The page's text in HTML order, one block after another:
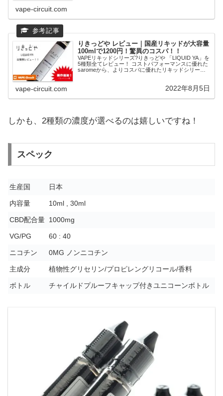
vape-circuit.com
りきっどや レビュー｜国産リキッドが大容量
100mlで1200円！驚異のコスパ！！
VAPEリキッドシリーズ?りきっどや 「LIQUID YA」を
5種類全てレビュー！ コストパフォーマンスに優れた
saromeから、よりコスパに優れたリキッドシリーズ
vape-circuit.com 2022年8月5日
しかも、2種類の濃度が選べるのは嬉しいですね！
スペック
生産国 日本
内容量 10ml , 30ml
CBD配合量 1000mg
VG/PG 60 : 40
ニコチン 0MG ノンニコチン
主成分 植物性グリセリン/プロピレングリコール/香料
ボトル チャイルドプルーフキャップ付きユニコーンボトル